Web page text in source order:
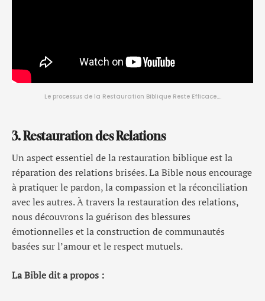
Le processus de la Restauration Biblique Reste Efficace….
3. Restauration des Relations
Un aspect essentiel de la restauration biblique est la
réparation des relations brisées. La Bible nous encourage
à pratiquer le pardon, la compassion et la réconciliation
avec les autres. À travers la restauration des relations,
nous découvrons la guérison des blessures
émotionnelles et la construction de communautés
basées sur l’amour et le respect mutuels.
La Bible dit a propos :